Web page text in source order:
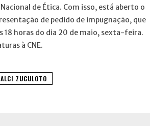
de Ética. Com isso, está aberto o
de pedido de impugnação, que
horas do dia 20 de maio, sexta-feira.
à CNE.
ZUCULOTO